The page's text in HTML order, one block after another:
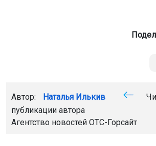
Автор: Наталья Илькив
публикации автора
Агентство новостей ОТС-Горсайт